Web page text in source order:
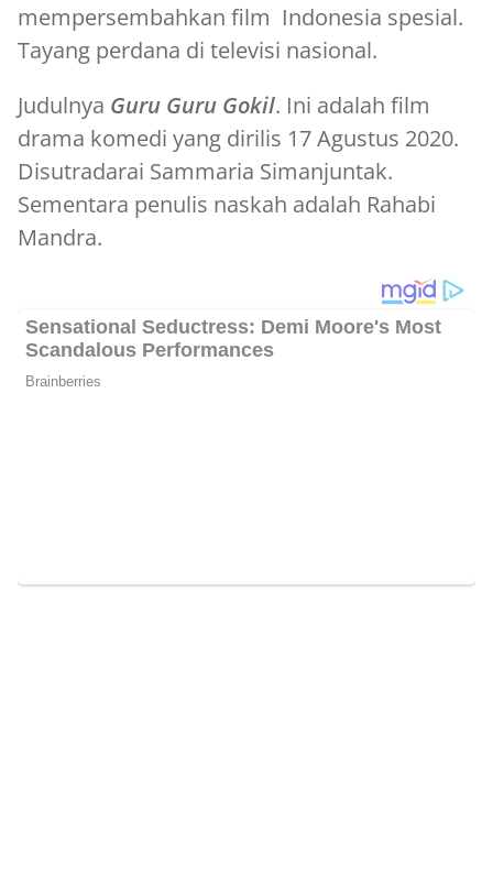
mempersembahkan film Indonesia spesial.
Tayang perdana di televisi nasional.
Judulnya Guru Guru Gokil. Ini adalah film
drama komedi yang dirilis 17 Agustus 2020.
Disutradarai Sammaria Simanjuntak.
Sementara penulis naskah adalah Rahabi
Mandra.